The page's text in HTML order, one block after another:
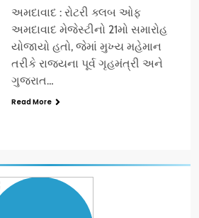
અમદાવાદ : રોટરી ક્લબ ઓફ
અમદાવાદ મેજેસ્ટીનો 21મો સમારોહ
યોજાયો હતો, જેમાં મુખ્ય મહેમાન
તરીકે રાજ્યના પૂર્વ ગૃહમંત્રી અને
ગુજરાત…
Read More